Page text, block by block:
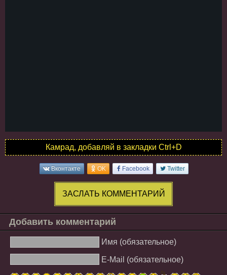
Камрад, добавляй в закладки Ctrl+D
Вконтакте OK Facebook Twitter
ЗАСЛАТЬ КОММЕНТАРИЙ
Добавить комментарий
Имя (обязательное)
E-Mail (обязательное)